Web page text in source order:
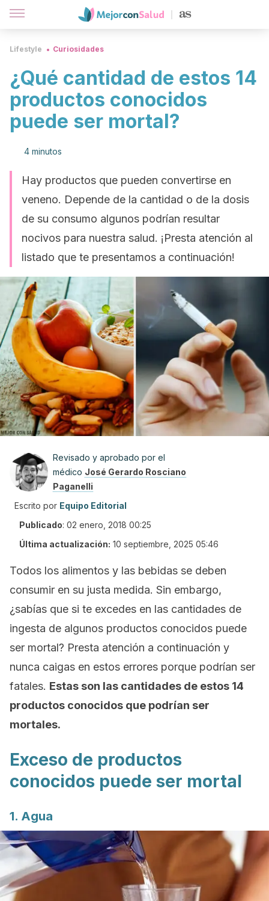
Lifestyle Curiosidades
¿Qué cantidad de estos 14
productos conocidos
puede ser mortal?
4 minutos
Hay productos que pueden convertirse en
veneno. Depende de la cantidad o de la dosis
de su consumo algunos podrían resultar
nocivos para nuestra salud. ¡Presta atención al
listado que te presentamos a continuación!
Revisado y aprobado por el
médico José Gerardo Rosciano
Paganelli
Escrito por Equipo Editorial
Publicado: 02 enero, 2018 00:25
Última actualización: 10 septiembre, 2025 05:46
Todos los alimentos y las bebidas se deben
consumir en su justa medida. Sin embargo,
¿sabías que si te excedes en las cantidades de
ingesta de algunos productos conocidos puede
ser mortal? Presta atención a continuación y
nunca caigas en estos errores porque podrían ser
fatales. Estas son las cantidades de estos 14
productos conocidos que podrían ser
mortales.
Exceso de productos
conocidos puede ser mortal
1. Agua